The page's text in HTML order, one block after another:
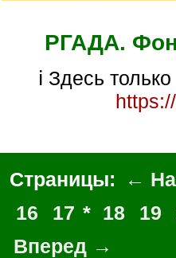
РГАДА.
ℹ Здесь
Страницы: ←
16
17 * 18 19
Вперед →